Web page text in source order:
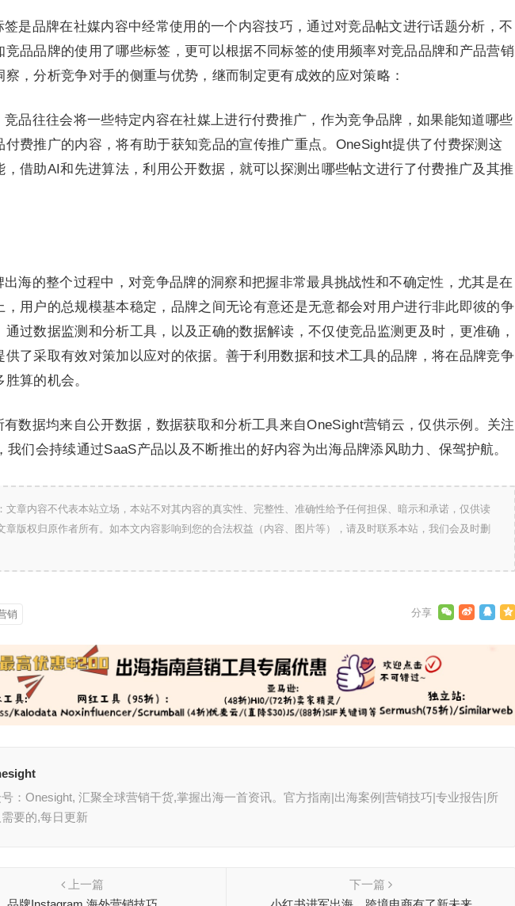
签是品牌在社媒内容中经常使用的一个内容技巧，通过对竞品帖文进行话题分析，不
竞品品牌的使用了哪些标签，更可以根据不同标签的使用频率对竞品品牌和产品营销
察，分析竞争对手的侧重与优势，继而制定更有成效的应对策略：
竞品往往会将一些特定内容在社媒上进行付费推广，作为竞争品牌，如果能知道哪些
付费推广的内容，将有助于获知竞品的宣传推广重点。OneSight提供了付费探测这
，借助AI和先进算法，利用公开数据，就可以探测出哪些帖文进行了付费推广及其推
出海的整个过程中，对竞争品牌的洞察和把握非常最具挑战性和不确定性，尤其是在
，用户的总规模基本稳定，品牌之间无论有意还是无意都会对用户进行非此即彼的争
通过数据监测和分析工具，以及正确的数据解读，不仅使竞品监测更及时，更准确，
供了采取有效对策加以应对的依据。善于利用数据和技术工具的品牌，将在品牌竞争
算的机会。
有数据均来自公开数据，数据获取和分析工具来自OneSight营销云，仅供示例。关注
我们会持续通过SaaS产品以及不断推出的好内容为出海品牌添风助力、保驾护航。
文章内容不代表本站立场，本站不对其内容的真实性、完整性、准确性给予任何担保、暗示和承诺，仅供读
章版权归原作者所有。如本文内容影响到您的合法权益（内容、图片等），请及时联系本站，我们会及时删
销
：Onesight, 汇聚全球营销干货,掌握出海一首资讯。官方指南|出海案例|营销技巧|专业报告|所
要的,每日更新
上一篇
下一篇